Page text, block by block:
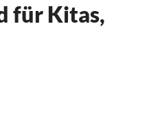
für Kitas,